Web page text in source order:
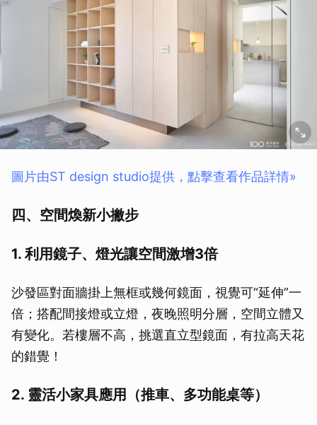
圖片由ST design studio提供，點擊查看作品詳情»
四、空間煥新小撇步
1. 利用鏡子、燈光讓空間激增3倍
沙發區對面牆掛上無框或幾何鏡面，視覺可“延伸”一
倍；搭配間接燈或立燈，夜晚照明分層，空間立體又
有變化。若樓層不高，挑選直立型鏡面，有拉高天花
的錯覺！
2. 靈活小家具應用（推車、多功能桌等）